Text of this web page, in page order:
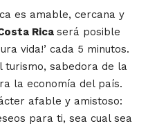
es amable, cercana y
Rica será posible
vida!’ cada 5 minutos.
turismo, sabedora de la
la economía del país.
afable y amistoso:
para ti, sea cual sea